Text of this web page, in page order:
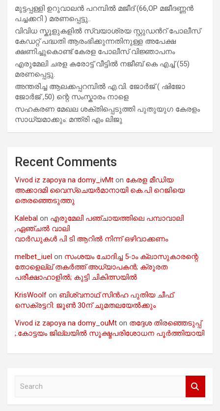
മുട്ടപ്പള്ളി ഉറുവാലൻ പറമ്പിൽ മജീദ് (66,OP മജീദണ്ണൻ
പച്ചക്കറി ) മരണപ്പെട്ടു..
വിവിധ സ്കൂളുകളില്‍ സ്വയാശ്രയ സ്റ്റുഡന്‍റ് പോലീസ്
കേഡറ്റ് പദ്ധതി ആരംഭിക്കുന്നതിനുള്ള അപേക്ഷ
ക്ഷണിച്ചുകൊണ്ട് കേരള പോലീസ് വിജ്ഞാപനം
എരുമേലി ചരള കരോട്ട് വീട്ടിൽ നജീബ് കെ എച്ച് (55)
മരണപ്പെട്ടു.
അന്തരിച്ച ആ​ല​ക്ക​പ്പ​റമ്പിൽ​ എ.​വി. ജോ​ർ​ജ് ( ഷിജോ
ജോർജ് ,50) ന്റെ സംസ്കാരം നാളെ
സഹകരണ മേഖല ശക്തിപ്പെടുത്തി പുതുയുഗ കേരളം
സാധ്യമാക്കും: മന്ത്രി എം ലിജു
Recent Comments
Vivod iz zapoya na domy_ivMt on കേരള മീഡിയ
അക്കാദമി വൈസ്ചെയർമാനായി കെ.പി റെജിയെ
തെരഞ്ഞെടുത്തു
Kalebal on എരുമേലി പഞ്ചായത്തിലെ പമ്പാവാലി
,ഏഞ്ചൽ വാലി
വാർഡുകൾ പി ടി ആറിൽ നിന്ന് ഒഴിവാക്കണം
melbet_iuel on സംശയം ചോദിച്ച 5-ാം ക്ലാസുകാരന്റെ
തോളെല്ല് തകർത്ത് അധ്യാപകൻ; ക്രൂരത
പരീക്ഷാഹാളിൽ; കുട്ടി ചികിത്സയിൽ
KrisWoolf on ബിശ്വനാഥ് സിൻഹ പുതിയ ചീഫ്
സെക്രട്ടറി: ജൂൺ 30ന് ചുമതലയേൽക്കും
Vivod iz zapoya na domy_ouMt on തദ്ദേശ തിരഞ്ഞെടുപ്പ്
;.കോട്ടയം ജില്ലയിൽ സൂക്ഷ്മപരിശോധന പൂർത്തിയായി